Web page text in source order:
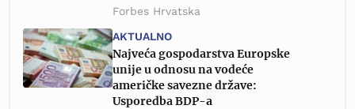
Forbes Hrvatska
AKTUALNO
Najveća gospodarstva Europske
unije u odnosu na vodeće
američke savezne države:
Usporedba BDP-a